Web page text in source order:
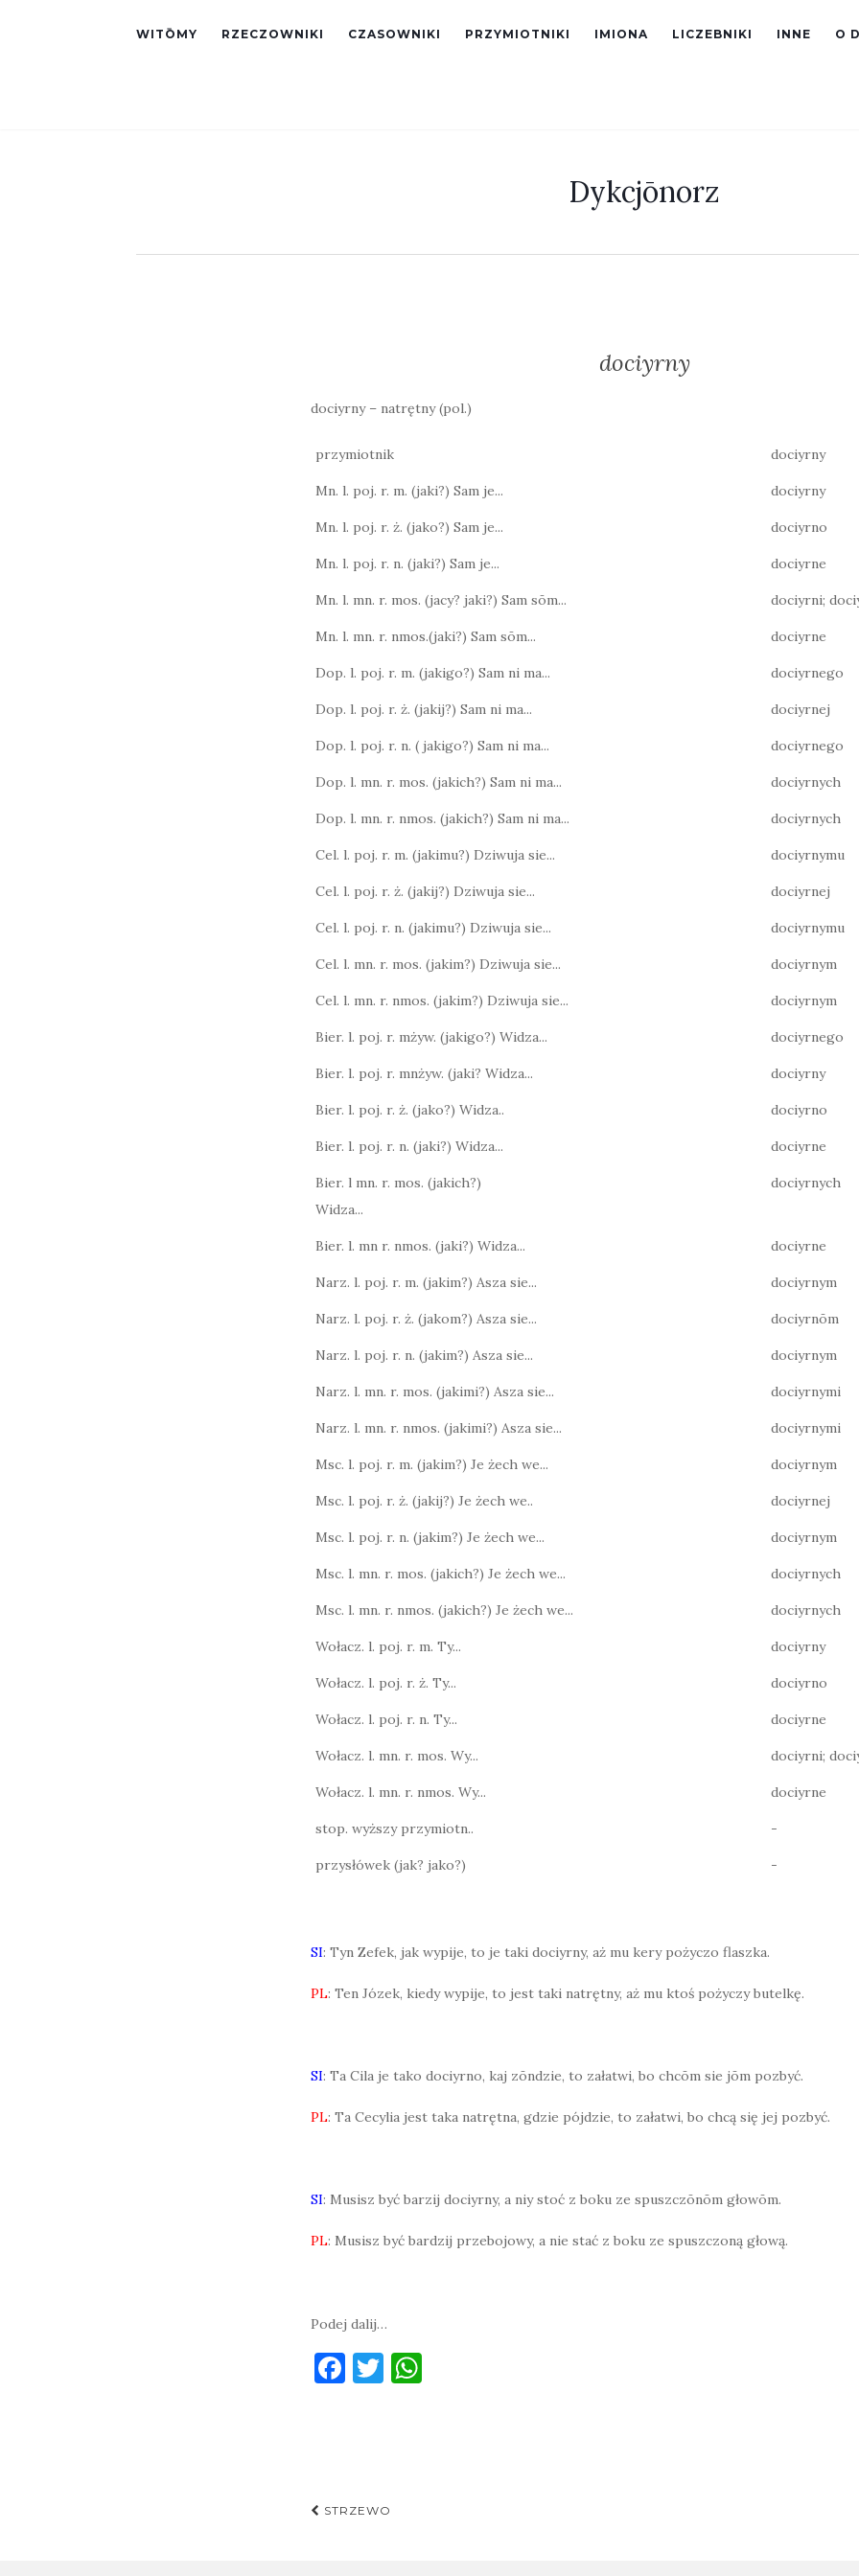
WITŌMY RZECZOWNIKI CZASOWNIKI PRZYMIOTNIKI IMIONA LICZEBNIKI INNE O
Dykcjōnorz
dociyrny
dociyrny – natrętny (pol.)
przymiotnik dociyrny
Mn. l. poj. r. m. (jaki?) Sam je... dociyrny
Mn. l. poj. r. ż. (jako?) Sam je... dociyrno
Mn. l. poj. r. n. (jaki?) Sam je... dociyrne
Mn. l. mn. r. mos. (jacy? jaki?) Sam sōm... dociyrni;
Mn. l. mn. r. nmos.(jaki?) Sam sōm... dociyrne
Dop. l. poj. r. m. (jakigo?) Sam ni ma... dociyrnego
Dop. l. poj. r. ż. (jakij?) Sam ni ma... dociyrnej
Dop. l. poj. r. n. ( jakigo?) Sam ni ma... dociyrnego
Dop. l. mn. r. mos. (jakich?) Sam ni ma... dociyrnych
Dop. l. mn. r. nmos. (jakich?) Sam ni ma... dociyrnych
Cel. l. poj. r. m. (jakimu?) Dziwuja sie... dociyrnymu
Cel. l. poj. r. ż. (jakij?) Dziwuja sie... dociyrnej
Cel. l. poj. r. n. (jakimu?) Dziwuja sie... dociyrnymu
Cel. l. mn. r. mos. (jakim?) Dziwuja sie... dociyrnym
Cel. l. mn. r. nmos. (jakim?) Dziwuja sie... dociyrnym
Bier. l. poj. r. mżyw. (jakigo?) Widza... dociyrnego
Bier. l. poj. r. mnżyw. (jaki? Widza... dociyrny
Bier. l. poj. r. ż. (jako?) Widza.. dociyrno
Bier. l. poj. r. n. (jaki?) Widza... dociyrne
Bier. l mn. r. mos. (jakich?)
Widza...
dociyrnych
Bier. l. mn r. nmos. (jaki?) Widza... dociyrne
Narz. l. poj. r. m. (jakim?) Asza sie... dociyrnym
Narz. l. poj. r. ż. (jakom?) Asza sie... dociyrnōm
Narz. l. poj. r. n. (jakim?) Asza sie... dociyrnym
Narz. l. mn. r. mos. (jakimi?) Asza sie... dociyrnymi
Narz. l. mn. r. nmos. (jakimi?) Asza sie... dociyrnymi
Msc. l. poj. r. m. (jakim?) Je żech we... dociyrnym
Msc. l. poj. r. ż. (jakij?) Je żech we.. dociyrnej
Msc. l. poj. r. n. (jakim?) Je żech we... dociyrnym
Msc. l. mn. r. mos. (jakich?) Je żech we... dociyrnych
Msc. l. mn. r. nmos. (jakich?) Je żech we... dociyrnych
Wołacz. l. poj. r. m. Ty... dociyrny
Wołacz. l. poj. r. ż. Ty... dociyrno
Wołacz. l. poj. r. n. Ty... dociyrne
Wołacz. l. mn. r. mos. Wy... dociyrni;
Wołacz. l. mn. r. nmos. Wy... dociyrne
stop. wyższy przymiotn.. -
przysłówek (jak? jako?) -
SI: Tyn Zefek, jak wypije, to je taki dociyrny, aż mu kery pożyczo flaszka.
PL: Ten Józek, kiedy wypije, to jest taki natrętny, aż mu ktoś pożyczy butelkę.
SI: Ta Cila je tako dociyrno, kaj zōndzie, to załatwi, bo chcōm sie jōm pozbyć.
PL: Ta Cecylia jest taka natrętna, gdzie pójdzie, to załatwi, bo chcą się jej pozbyć.
SI: Musisz być barzij dociyrny, a niy stoć z boku ze spuszczōnōm głowōm.
PL: Musisz być bardzij przebojowy, a nie stać z boku ze spuszczoną głową.
Podej dalij…
F
o
T W
Post
STRZEWO